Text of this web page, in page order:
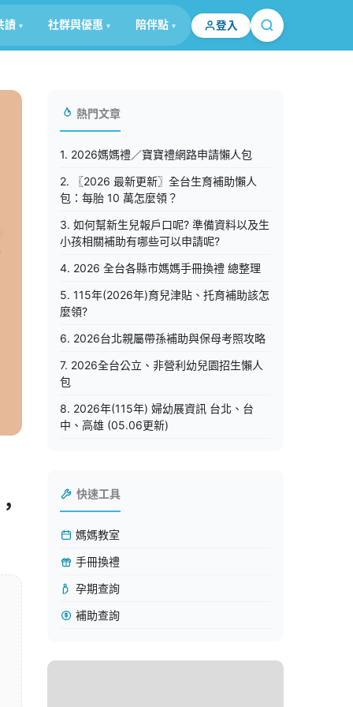
讀 社群與優惠 陪伴點 登入
熱門文章
1. 2026媽媽禮／寶寶禮網路申請懶人包
2. 〖2026 最新更新〗全台生育補助懶人
包：每胎 10 萬怎麼領？
3. 如何幫新生兒報戶口呢? 準備資料以及生
小孩相關補助有哪些可以申請呢?
4. 2026 全台各縣市媽媽手冊換禮 總整理
5. 115年(2026年)育兒津貼、托育補助該怎
麼領?
6. 2026台北親屬帶孫補助與保母考照攻略
7. 2026全台公立、非營利幼兒園招生懶人
包
8. 2026年(115年) 婦幼展資訊 台北、台
中、高雄 (05.06更新)
快速工具
媽媽教室
手冊換禮
孕期查詢
補助查詢